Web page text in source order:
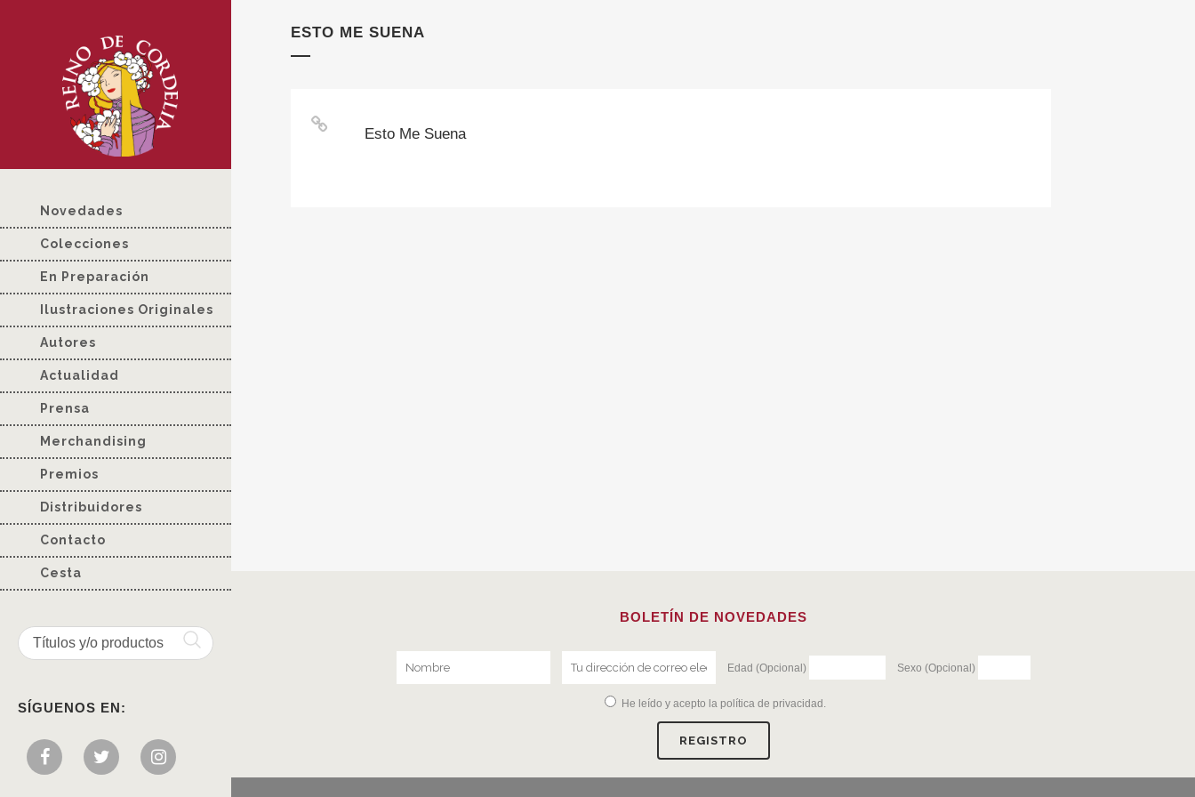
Novedades
Colecciones
En Preparación
Ilustraciones Originales
Autores
Actualidad
Prensa
Merchandising
Premios
Distribuidores
Contacto
Cesta
SÍGUENOS EN:
ESTO ME SUENA
Esto Me Suena
BOLETÍN DE NOVEDADES
Edad (Opcional) Sexo (Opcional)
He leído y acepto la política de privacidad .